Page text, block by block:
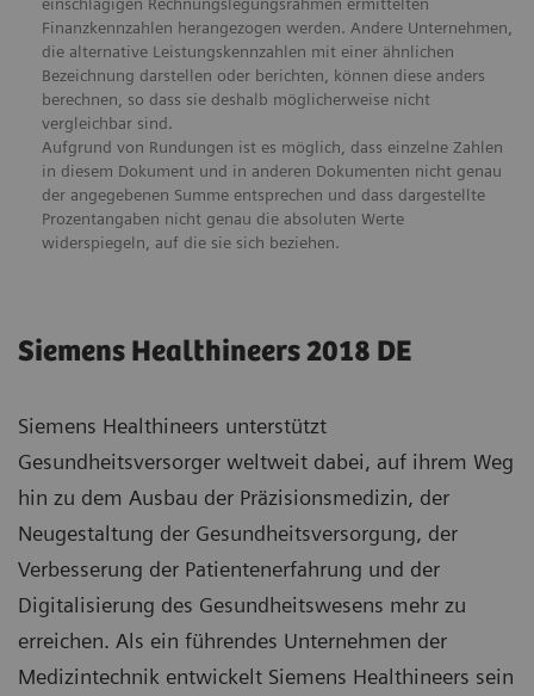
Finanzkennzahlen herangezogen werden. Andere Unternehmen,
die alternative Leistungskennzahlen mit einer ähnlichen
Bezeichnung darstellen oder berichten, können diese anders
berechnen, so dass sie deshalb möglicherweise nicht
vergleichbar sind.
Aufgrund von Rundungen ist es möglich, dass einzelne Zahlen
in diesem Dokument und in anderen Dokumenten nicht genau
der angegebenen Summe entsprechen und dass dargestellte
Prozentangaben nicht genau die absoluten Werte
widerspiegeln, auf die sie sich beziehen.
Siemens Healthineers 2018 DE
Siemens Healthineers unterstützt
Gesundheitsversorger weltweit dabei, auf ihrem Weg
hin zu dem Ausbau der Präzisionsmedizin, der
Neugestaltung der Gesundheitsversorgung, der
Verbesserung der Patientenerfahrung und der
Digitalisierung des Gesundheitswesens mehr zu
erreichen. Als ein führendes Unternehmen der
Medizintechnik entwickelt Siemens Healthineers sein